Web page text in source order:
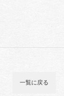
一覧に戻る